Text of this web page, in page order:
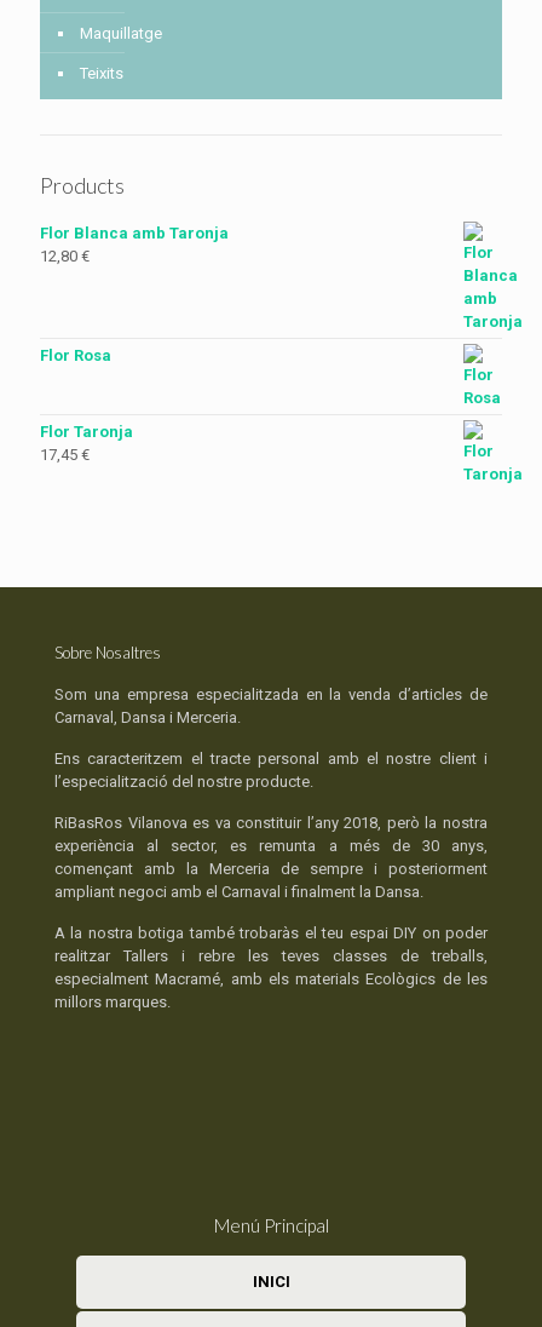
Maquillatge
Teixits
Products
Flor Blanca amb Taronja
12,80 €
Flor Rosa
Flor Taronja
17,45 €
Sobre Nosaltres
Som una empresa especialitzada en la venda d’articles de
Carnaval, Dansa i Merceria.
Ens caracteritzem el tracte personal amb el nostre client i
l’especialització del nostre producte.
RiBasRos Vilanova es va constituir l’any 2018, però la nostra
experiència al sector, es remunta a més de 30 anys,
començant amb la Merceria de sempre i posteriorment
ampliant negoci amb el Carnaval i finalment la Dansa.
A la nostra botiga també trobaràs el teu espai DIY on poder
realitzar Tallers i rebre les teves classes de treballs,
especialment Macramé, amb els materials Ecològics de les
millors marques.
Menú Principal
INICI